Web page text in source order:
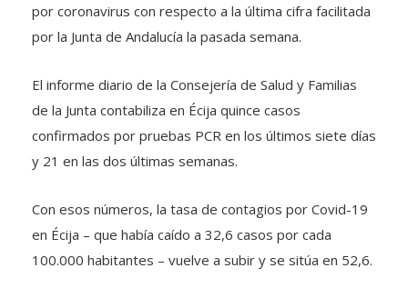
por coronavirus con respecto a la última cifra facilitada
por la Junta de Andalucía la pasada semana.
El informe diario de la Consejería de Salud y Familias
de la Junta contabiliza en Écija quince casos
confirmados por pruebas PCR en los últimos siete días
y 21 en las dos últimas semanas.
Con esos números, la tasa de contagios por Covid-19
en Écija – que había caído a 32,6 casos por cada
100.000 habitantes – vuelve a subir y se sitúa en 52,6.